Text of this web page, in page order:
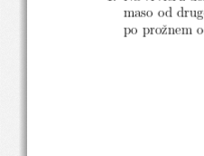
maso od
po proˇznem